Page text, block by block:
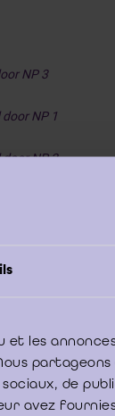
et les
de
avez
NP 3
NP 1
NP 2
van NP 1 en